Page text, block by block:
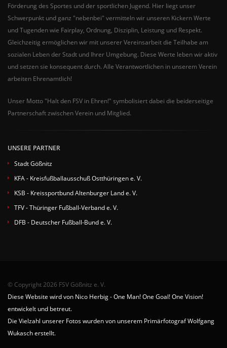
Förderung des Sportes und der sportlichen Jugend. Hier liegt unser
Schwerpunkt und ganz "nebenbei" vermitteln wir unseren Kickern Werte
und Tugenden wie Fairplay, Ordnung, Disziplin, Leistung und Respekt.
Gleichzeitig ermöglichen wir mit unserer Vereinsarbeit die Teilhabe am
sozialen Leben der Stadt und Ihrer Umgebung. Diese Werte leben wir aktiv
und setzen sie konsequent durch. Alle Verantwortlichen in unserem Verein
arbeiten Ehrenamtlich!
Unser Motto "Halt den FSV in Ehren!" symbolisiert dabei die beiderseitige
Partnerschaft zwischen Verein und Mitglied.
UNSERE PARTNER
Stadt Gößnitz
KFA - Kreisfußballausschuß Ostthüringen e. V.
KSB - Kreissportbund Altenburger Land e. V.
TFV - Thüringer Fußball-Verband e. V.
DFB - Deutscher Fußball-Bund e. V.
© Copyright 2026 FSV Gößnitz e. V.
Diese Website wird von Nico Herbig - One Man! One Goal! One Vision!
entwickelt und betreut.
Die Vielzahl unserer Fotos wurden von unserem Primärfotograf Wolfgang
Wukasch erstellt.